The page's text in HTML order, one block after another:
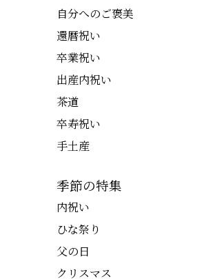
自分へのご褒美
還暦祝い
卒業祝い
出産内祝い
茶道
卒寿祝い
手土産
季節の特集
内祝い
ひな祭り
父の日
クリスマス